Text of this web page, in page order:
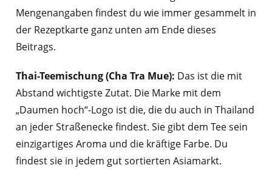
Mengenangaben findest du wie immer gesammelt in
der Rezeptkarte ganz unten am Ende dieses
Beitrags.
Thai-Teemischung (Cha Tra Mue): Das ist die mit
Abstand wichtigste Zutat. Die Marke mit dem
„Daumen hoch“-Logo ist die, die du auch in Thailand
an jeder Straßenecke findest. Sie gibt dem Tee sein
einzigartiges Aroma und die kräftige Farbe. Du
findest sie in jedem gut sortierten Asiamarkt.